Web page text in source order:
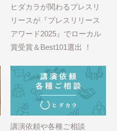
ヒダカラが関わるプレスリ
リースが『プレスリリース
アワード2025』でローカル
賞受賞＆Best101選出 ！
講演依頼や各種ご相談